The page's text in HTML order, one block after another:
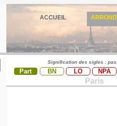
ACCUEIL
Signification des sigles :
Part BN LO NPA
Paris